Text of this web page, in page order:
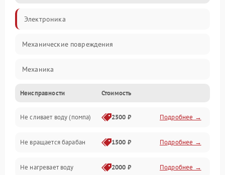
Электроника
Механические повреждения
Механика
Электропитание
Водоснабжение
Слив
Программное обеспечение
Неисправности Стоимость
Не сливает воду (помпа) 2500 ₽ Подробнее →
Не вращается барабан 1500 ₽ Подробнее →
Не нагревает воду 2000 ₽ Подробнее →